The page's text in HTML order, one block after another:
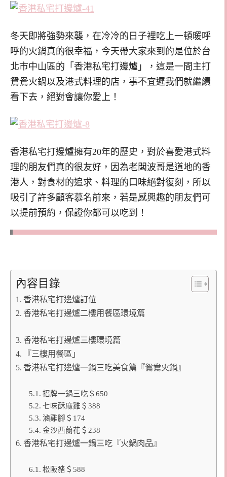
冬天即將強勢來襲，在冷冷的日子裡吃上一頓暖呼
呼的火鍋真的很幸福，今天帶大家來到的是位於台
北市中山區的「香港私宅打邊爐」，這是一間主打
鴛鴦火鍋以及港式料理的店，事不宜遲我們就繼續
看下去，絕對會讓你愛上！
香港私宅打邊爐擁有20年的歷史，對於喜愛港式料
理的朋友們真的很友好，因為老闆波哥是道地的香
港人，對食材的追求、料理的口味絕對復刻，所以
吸引了許多顧客慕名前來，若是感興趣的朋友們可
以提前預約，保證你都可以吃到！
內容目錄
香港私宅打邊爐訂位
香港私宅打邊爐二樓用餐區環境篇
香港私宅打邊爐三樓環境篇
『三樓用餐區」
香港私宅打邊爐一鍋三吃美食篇『鴛鴦火鍋』
招牌一鍋三吃＄650
七味酥麻雞＄388
滷雞腳＄174
金沙西蘭花＄238
香港私宅打邊爐一鍋三吃『火鍋肉品』
松阪豬＄588